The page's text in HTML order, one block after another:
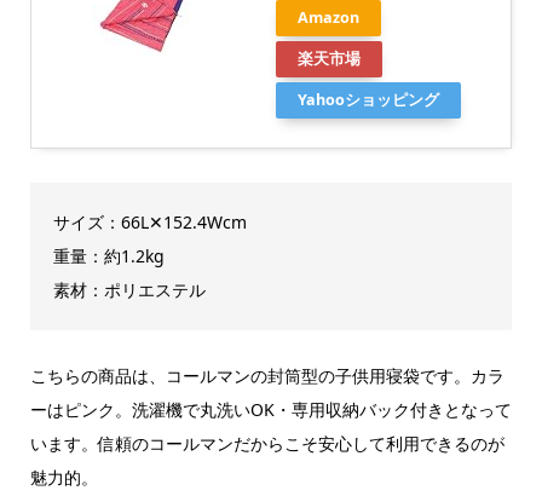
Amazon
楽天市場
Yahooショッピング
サイズ：66L✕152.4Wcm
重量：約1.2kg
素材：ポリエステル
こちらの商品は、コールマンの封筒型の子供用寝袋です。カラ
ーはピンク。洗濯機で丸洗いOK・専用収納バック付きとなって
います。信頼のコールマンだからこそ安心して利用できるのが
魅力的。